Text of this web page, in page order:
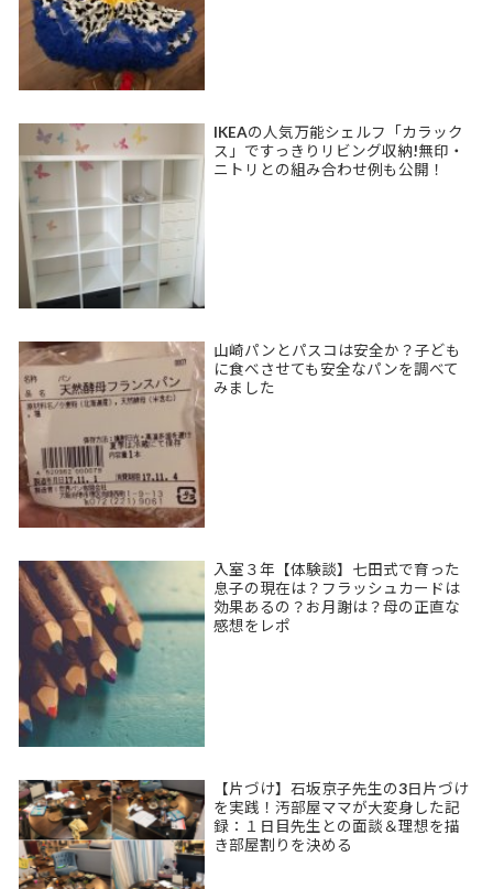
IKEAの人気万能シェルフ「カラック
ス」ですっきりリビング収納!無印・
ニトリとの組み合わせ例も公開！
山崎パンとパスコは安全か？子ども
に食べさせても安全なパンを調べて
みました
入室３年【体験談】七田式で育った
息子の現在は？フラッシュカードは
効果あるの？お月謝は？母の正直な
感想をレポ
【片づけ】石坂京子先生の3日片づけ
を実践！汚部屋ママが大変身した記
録：１日目先生との面談＆理想を描
き部屋割りを決める